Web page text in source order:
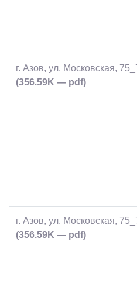
г. Азов, ул. Московская,
(356.59K — pdf)
г. Азов, ул. Московская,
(356.59K — pdf)